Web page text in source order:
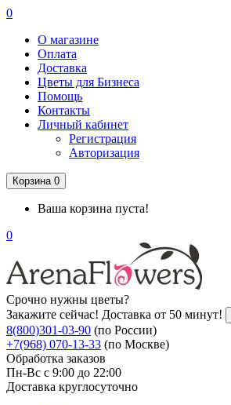
0
О магазине
Оплата
Доставка
Цветы для Бизнеса
Помощь
Контакты
Личный кабинет
Регистрация
Авторизация
Корзина 0
Ваша корзина пуста!
0
Срочно нужны цветы?
Закажите сейчас! Доставка от 50 минут!
8(800)301-03-90 (по России)
+7(968) 070-13-33 (по Москве)
Обработка заказов
Пн-Вс с 9:00 до 22:00
Доставка круглосуточно